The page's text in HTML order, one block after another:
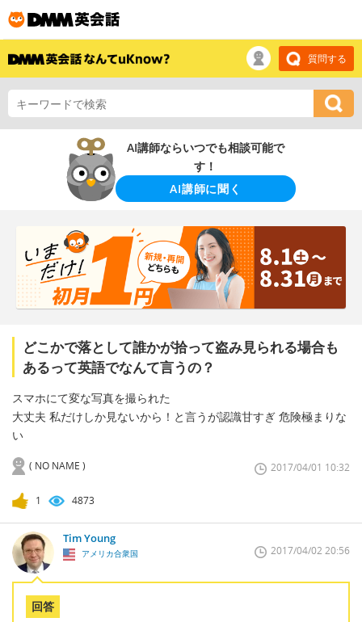
質問する
AI講師ならいつでも相談可能で
す！
AI講師に聞く
どこかで落として誰かが拾って盗み見られる場合も
あるって英語でなんて言うの？
スマホにて変な写真を撮られた
大丈夫 私だけしか見ないから！と言うが認識甘すぎ 危険極まりな
い
( NO NAME ) 2017/04/01 10:32
1 4873
Tim Young
アメリカ合衆国 2017/04/02 20:56
回答